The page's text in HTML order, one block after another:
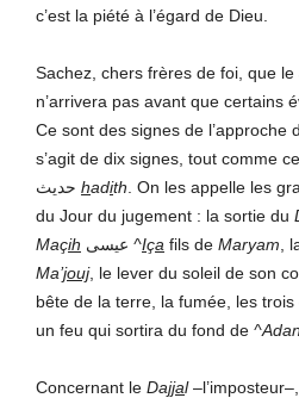
c’est la piété à l’égard de Dieu.
Sachez, chers frères de foi, que
n’arrivera pas avant que certains
Ce sont des signes de l’approche
s’agit de dix signes, tout comme
hadith . On les appelle les
du Jour du jugement : la sortie du
Maçih ^Iça fils de Maryam ,
Ma’jouj, le lever du soleil de son
bête de la terre, la fumée, les
un feu qui sortira du fond de ^Adan
Concernant le Dajjal